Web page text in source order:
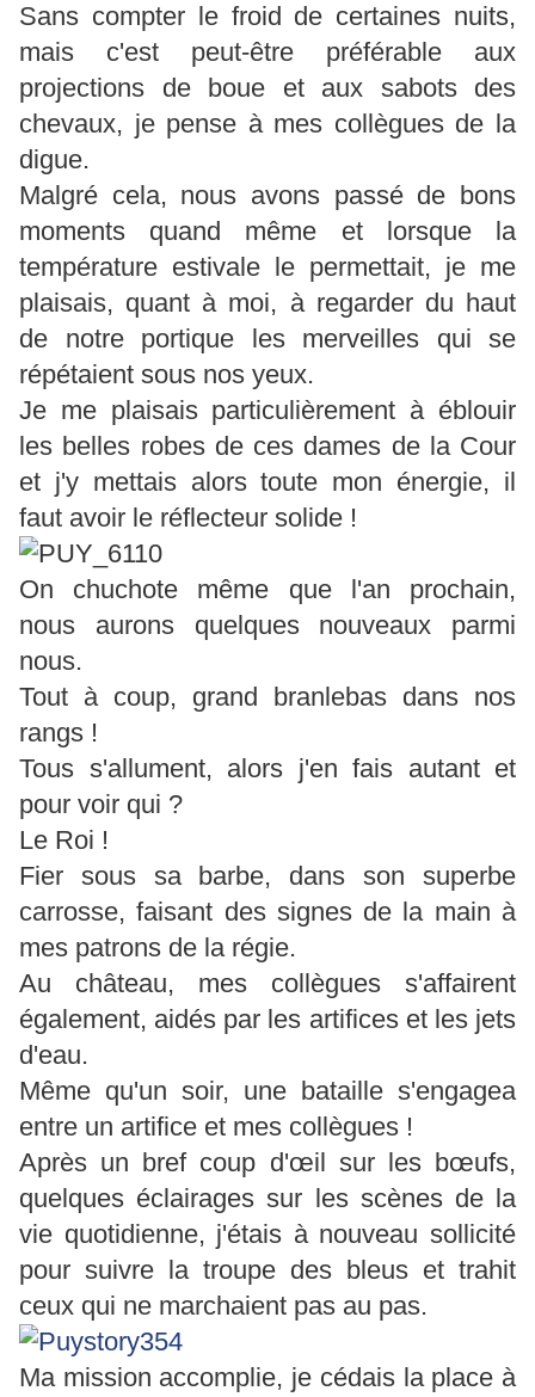
Sans compter le froid de certaines nuits,
mais c'est peut-être préférable aux
projections de boue et aux sabots des
chevaux, je pense à mes collègues de la
digue.
Malgré cela, nous avons passé de bons
moments quand même et lorsque la
température estivale le permettait, je me
plaisais, quant à moi, à regarder du haut
de notre portique les merveilles qui se
répétaient sous nos yeux.
Je me plaisais particulièrement à éblouir
les belles robes de ces dames de la Cour
et j'y mettais alors toute mon énergie, il
faut avoir le réflecteur solide !
On chuchote même que l'an prochain,
nous aurons quelques nouveaux parmi
nous.
Tout à coup, grand branlebas dans nos
rangs !
Tous s'allument, alors j'en fais autant et
pour voir qui ?
Le Roi !
Fier sous sa barbe, dans son superbe
carrosse, faisant des signes de la main à
mes patrons de la régie.
Au château, mes collègues s'affairent
également, aidés par les artifices et les jets
d'eau.
Même qu'un soir, une bataille s'engagea
entre un artifice et mes collègues !
Après un bref coup d'œil sur les bœufs,
quelques éclairages sur les scènes de la
vie quotidienne, j'étais à nouveau sollicité
pour suivre la troupe des bleus et trahit
ceux qui ne marchaient pas au pas.
Ma mission accomplie, je cédais la place à